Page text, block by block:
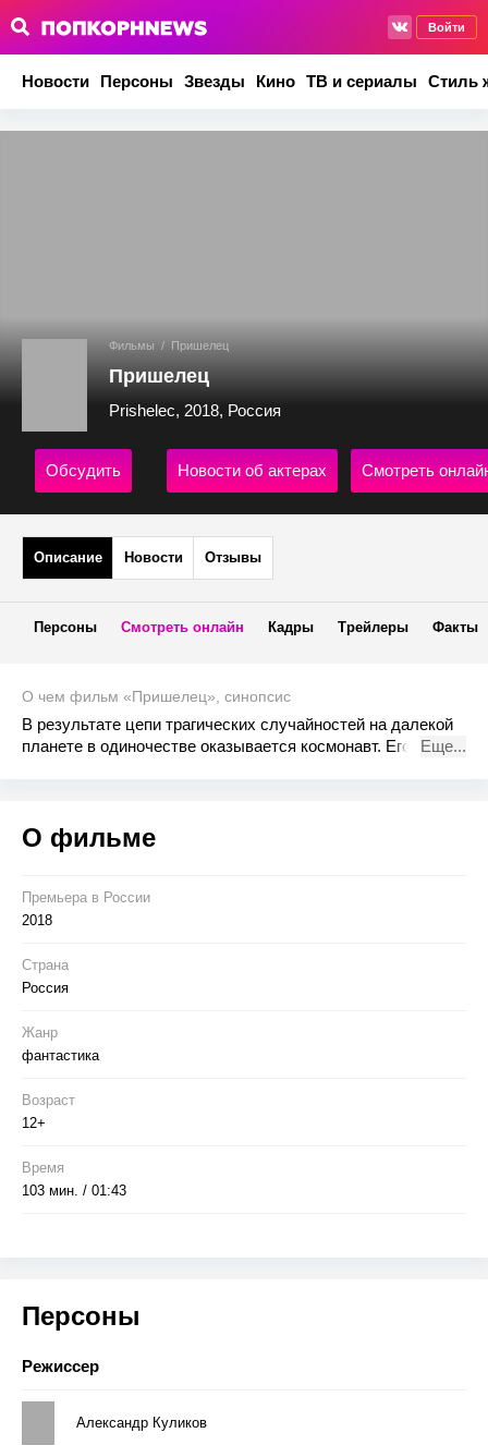
Войти
Новости Персоны Звезды Кино ТВ и сериалы Стиль
Фильмы / Пришелец
Пришелец
Prishelec, 2018, Россия
Обсудить Новости об актерах Смотреть
Описание Новости Отзывы
Персоны Смотреть онлайн Кадры Трейлеры Факты
О чем фильм «Пришелец», синопсис
В результате цепи трагических случайностей на далекой
планете в одиночестве оказывается космонавт. Его жизнь
И сколько раз ему придется умереть, чтобы доказать, что
он жив…
Еще...
О фильме
Премьера в Росcии
2018
Страна
Россия
Жанр
фантастика
Возраст
12+
Время
103 мин. / 01:43
Персоны
Режиссер
Александр Куликов